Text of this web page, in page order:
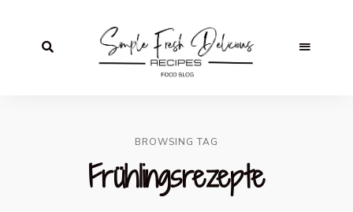
BROWSING TAG
Frühlingsrezepte